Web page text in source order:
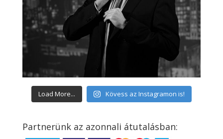
Load More... Kövess az Instagramon is!
Partnerünk az azonnali átutalásban: